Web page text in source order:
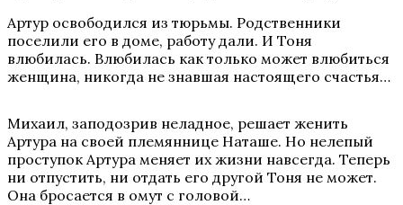
Артур освободился из тюрьмы. Родственники
поселили его в доме, работу дали. И Тоня
влюбилась. Влюбилась как только может влюбиться
женщина, никогда не знавшая настоящего счастья…
Михаил, заподозрив неладное, решает женить
Артура на своей племяннице Наташе. Но нелепый
проступок Артура меняет их жизни навсегда. Теперь
ни отпустить, ни отдать его другой Тоня не может.
Она бросается в омут с головой…